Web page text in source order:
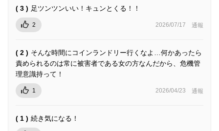
( 3 ) 足ツンツンいい！キュンとくる！！
2 2026/07/17 通報
( 2 ) そんな時間にコインランドリー行くなよ…何かあったら
責められるのは常に被害者である女の方なんだから、危機管
理意識持って！
1 2026/04/23 通報
( 1 ) 続き気になる！